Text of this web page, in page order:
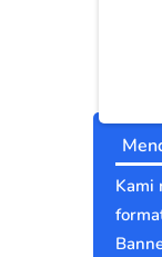
Kami